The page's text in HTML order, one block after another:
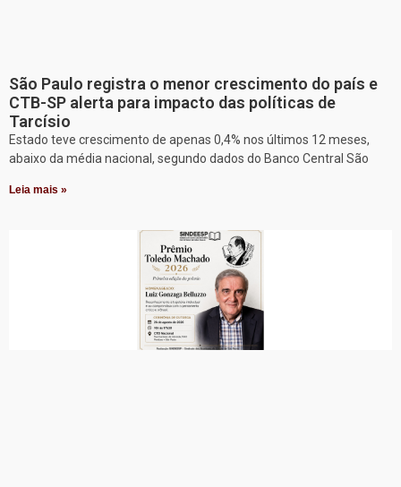
São Paulo registra o menor crescimento do país e
CTB-SP alerta para impacto das políticas de
Tarcísio
Estado teve crescimento de apenas 0,4% nos últimos 12 meses,
abaixo da média nacional, segundo dados do Banco Central São
Leia mais »